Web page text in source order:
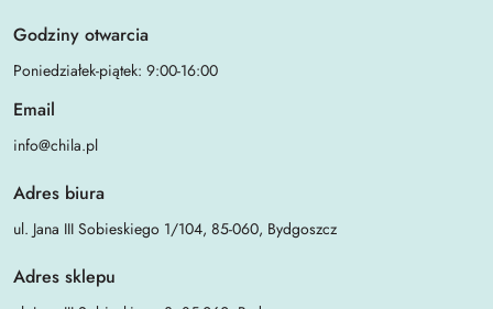
Godziny otwarcia
Poniedziałek-piątek: 9:00-16:00
Email
info@chila.pl
Adres biura
ul. Jana III Sobieskiego 1/104, 85-060, Bydgoszcz
Adres sklepu